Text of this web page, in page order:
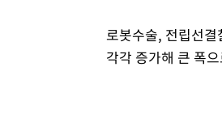
로봇수술, 전립선
각각 증가해 큰 폭